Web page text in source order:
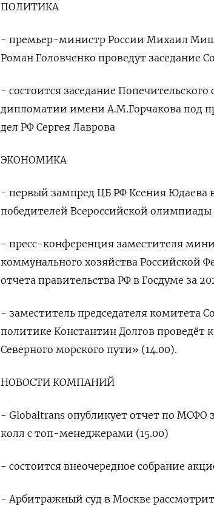
ПОЛИТИКА
- премьер-министр России Михаил
Роман Головченко проведут заседание
- состоится заседание
дипломатии имени А.М.Горчакова под
дел РФ Сергея Лаврова
ЭКОНОМИКА
- первый зампред ЦБ РФ Ксения Юдаева
победителей Всероссийской
- пресс-конференция заместителя
коммунального хозяйства Российской
отчета правительства РФ в Госдуме за
- заместитель председателя комитета
политике Константин Долгов проведёт
Северного морского пути» (14.00).
НОВОСТИ КОМПАНИЙ
- Globaltrans опубликует отчет по МСФО
колл с топ-менеджерами (15.00)
- состоится внеочередное собрание
- Арбитражный суд в Москве